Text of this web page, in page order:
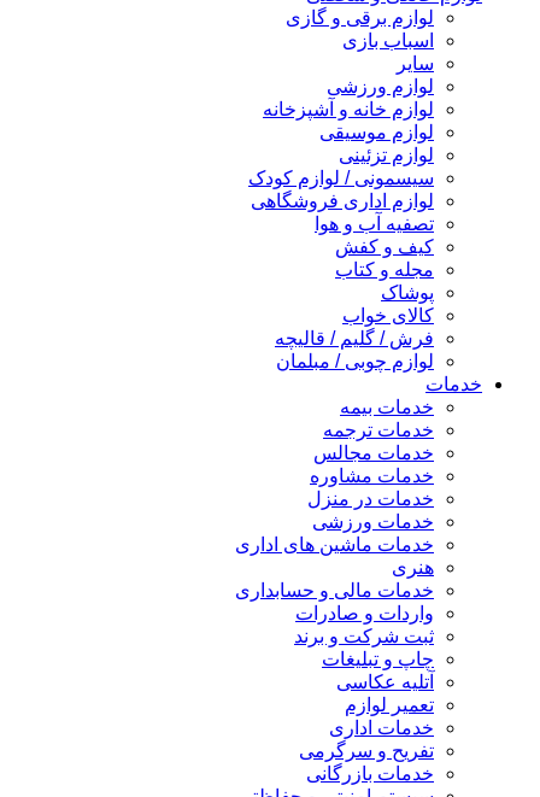
لوازم برقی و گازی
اسباب بازی
سایر
لوازم ورزشی
لوازم خانه و آشپزخانه
لوازم موسیقی
لوازم تزئینی
سیسمونی / لوازم کودک
لوازم اداری فروشگاهی
تصفیه آب و هوا
کیف و کفش
مجله و کتاب
پوشاک
کالای خواب
فرش / گلیم / قالیچه
لوازم چوبی / مبلمان
خدمات
خدمات بیمه
خدمات ترجمه
خدمات مجالس
خدمات مشاوره
خدمات در منزل
خدمات ورزشی
خدمات ماشین های اداری
هنری
خدمات مالی و حسابداری
واردات و صادرات
ثبت شرکت و برند
چاپ و تبلیغات
آتلیه عکاسی
تعمیر لوازم
خدمات اداری
تفریح و سرگرمی
خدمات بازرگانی